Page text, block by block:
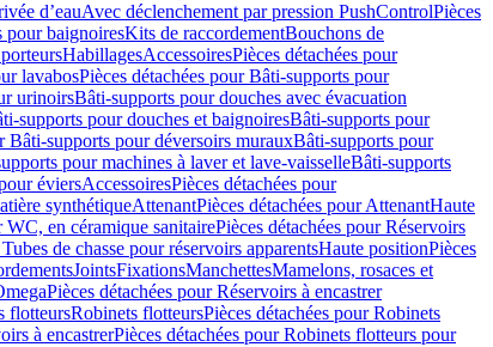
d’eauAvec déclenchement par pression PushControlPièces
pour baignoiresKits de raccordementBouchons de
HabillagesAccessoiresPièces détachées pour
lavabosPièces détachées pour Bâti-supports pour
urinoirsBâti-supports pour douches avec évacuation
supports pour douches et baignoiresBâti-supports pour
Bâti-supports pour déversoirs murauxBâti-supports pour
pour machines à laver et lave-vaisselleBâti-supports
éviersAccessoiresPièces détachées pour
synthétiqueAttenantPièces détachées pour AttenantHaute
WC, en céramique sanitairePièces détachées pour Réservoirs
de chasse pour réservoirs apparentsHaute positionPièces
JointsFixationsManchettesMamelons, rosaces et
Pièces détachées pour Réservoirs à encastrer
flotteursRobinets flotteursPièces détachées pour Robinets
à encastrerPièces détachées pour Robinets flotteurs pour